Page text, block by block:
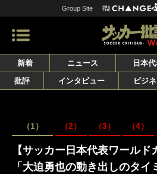
Group Site
新着 ニュース 日本
批評
インタビュー ビジ
（1） （2） （3） （4）
【サッカー日本代表ワールド
「大迫勇也の動き出しのタイ